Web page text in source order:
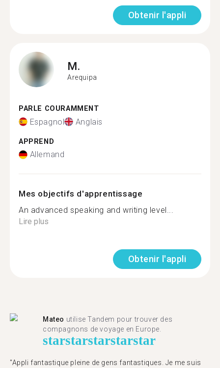
Obtenir l'appli
M.
Arequipa
PARLE COURAMMENT
Espagnol Anglais
APPREND
Allemand
Mes objectifs d'apprentissage
An advanced speaking and writing level...
Lire plus
Obtenir l'appli
Mateo utilise Tandem pour trouver des
compagnons de voyage en Europe.
starstarstarstarstar
"Appli fantastique pleine de gens fantastiques. Je me suis